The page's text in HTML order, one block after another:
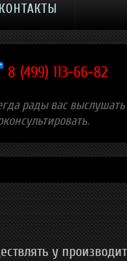
КОНТАКТЫ
8 (499) 113-66-82
рады вас
у